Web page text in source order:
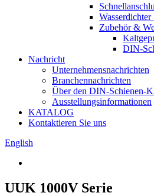
Wasserdichter
Zubehör &
DIN-
Nachricht
Unternehmensnachrichten
Branchennachrichten
Über den DIN-Schienen-
Ausstellungsinformationen
KATALOG
Kontaktieren Sie uns
English
UUK 1000V Serie